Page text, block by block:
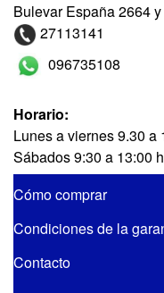
Bulevar España 2664
27113141
096735108
Horario:
Lunes a viernes 9.30 a
Sábados 9:30 a 13:00
Cómo comprar
Condiciones de la
Contacto